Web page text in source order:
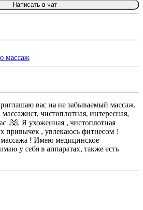
Написать в чат
массаж
вас на не забываемый массаж.
чистоплотная, интересная,
.🙌. Я ухоженная , чистоплотная
привычек , увлекаюсь фитнесом !
! Имею медицинское
у себя в аппаратах, также есть